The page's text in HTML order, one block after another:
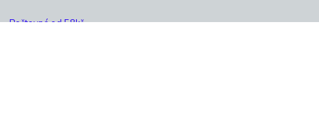
Poštovné od 58kč